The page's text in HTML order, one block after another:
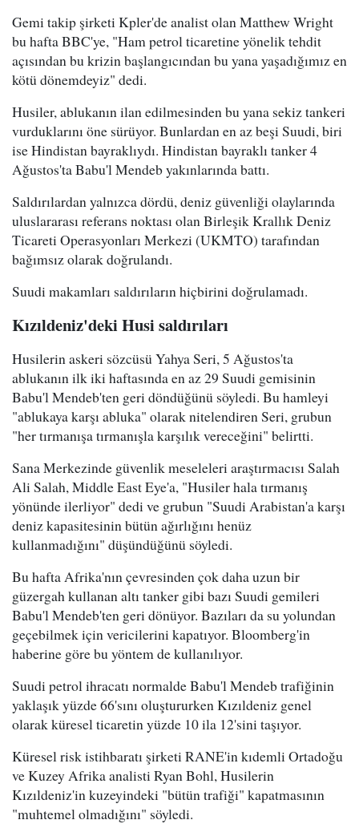
Gemi takip şirketi Kpler'de analist olan Matthew Wright
bu hafta BBC'ye, "Ham petrol ticaretine yönelik tehdit
açısından bu krizin başlangıcından bu yana yaşadığımız en
kötü dönemdeyiz" dedi.
Husiler, ablukanın ilan edilmesinden bu yana sekiz tankeri
vurduklarını öne sürüyor. Bunlardan en az beşi Suudi, biri
ise Hindistan bayraklıydı. Hindistan bayraklı tanker 4
Ağustos'ta Babu'l Mendeb yakınlarında battı.
Saldırılardan yalnızca dördü, deniz güvenliği olaylarında
uluslararası referans noktası olan Birleşik Krallık Deniz
Ticareti Operasyonları Merkezi (UKMTO) tarafından
bağımsız olarak doğrulandı.
Suudi makamları saldırıların hiçbirini doğrulamadı.
Kızıldeniz'deki Husi saldırıları
Husilerin askeri sözcüsü Yahya Seri, 5 Ağustos'ta
ablukanın ilk iki haftasında en az 29 Suudi gemisinin
Babu'l Mendeb'ten geri döndüğünü söyledi. Bu hamleyi
"ablukaya karşı abluka" olarak nitelendiren Seri, grubun
"her tırmanışa tırmanışla karşılık vereceğini" belirtti.
Sana Merkezinde güvenlik meseleleri araştırmacısı Salah
Ali Salah, Middle East Eye'a, "Husiler hala tırmanış
yönünde ilerliyor" dedi ve grubun "Suudi Arabistan'a karşı
deniz kapasitesinin bütün ağırlığını henüz
kullanmadığını" düşündüğünü söyledi.
Bu hafta Afrika'nın çevresinden çok daha uzun bir
güzergah kullanan altı tanker gibi bazı Suudi gemileri
Babu'l Mendeb'ten geri dönüyor. Bazıları da su yolundan
geçebilmek için vericilerini kapatıyor. Bloomberg'in
haberine göre bu yöntem de kullanılıyor.
Suudi petrol ihracatı normalde Babu'l Mendeb trafiğinin
yaklaşık yüzde 66'sını oluştururken Kızıldeniz genel
olarak küresel ticaretin yüzde 10 ila 12'sini taşıyor.
Küresel risk istihbaratı şirketi RANE'in kıdemli Ortadoğu
ve Kuzey Afrika analisti Ryan Bohl, Husilerin
Kızıldeniz'in kuzeyindeki "bütün trafiği" kapatmasının
"muhtemel olmadığını" söyledi.